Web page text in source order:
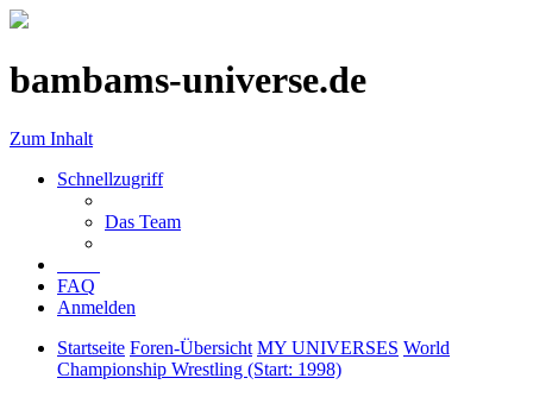
bambams-universe.de
Zum Inhalt
Schnellzugriff
Das Team
FAQ
Anmelden
Startseite Foren-Übersicht MY UNIVERSES World
Championship Wrestling (Start: 1998)